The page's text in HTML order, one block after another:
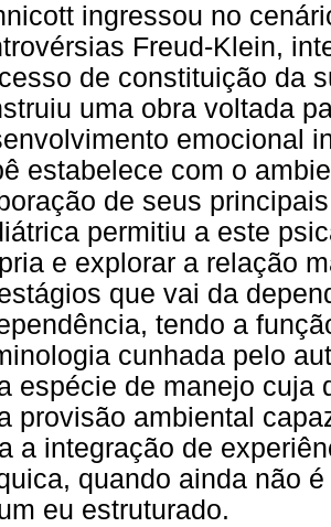
ingressou no
Freud-Klein,
de constituição da
uma obra voltada
emocional
estabelece com o
de seus
permitiu a este
e explorar a relação
que vai da
tendo a
cunhada pelo
espécie de manejo cuja
provisão ambiental
a integração de
quando ainda não
eu estruturado.